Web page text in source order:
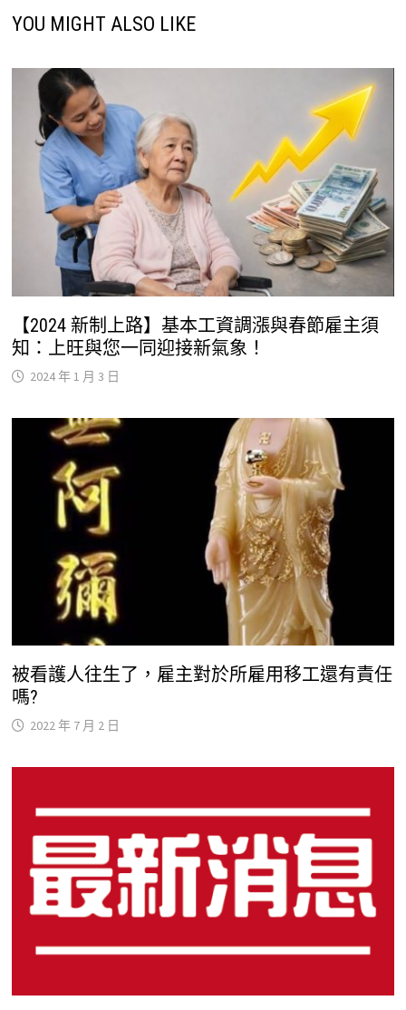
YOU MIGHT ALSO LIKE
【2024 新制上路】基本工資調漲與春節雇主須
知：上旺與您一同迎接新氣象！
2024 年 1 月 3 日
被看護人往生了，雇主對於所雇用移工還有責任
嗎?
2022 年 7 月 2 日